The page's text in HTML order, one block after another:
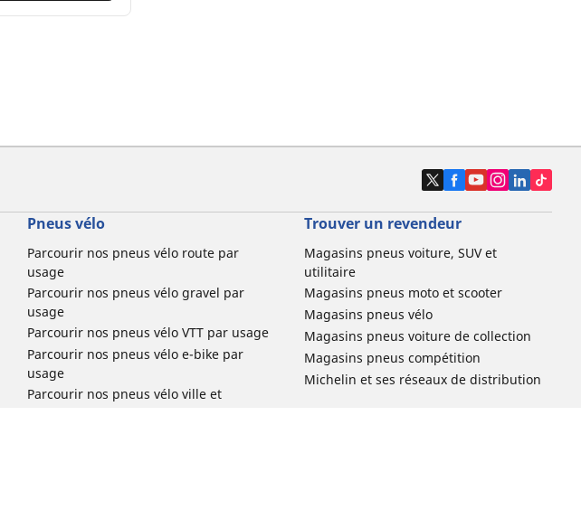
Pneus vélo
Parcourir nos pneus vélo route par
usage
Parcourir nos pneus vélo gravel par
usage
Parcourir nos pneus vélo VTT par usage
Parcourir nos pneus vélo e-bike par
usage
Parcourir nos pneus vélo ville et
Trouver un revendeur
Magasins pneus voiture, SUV et
utilitaire
Magasins pneus moto et scooter
Magasins pneus vélo
Magasins pneus voiture de collection
Magasins pneus compétition
Michelin et ses réseaux de distribution